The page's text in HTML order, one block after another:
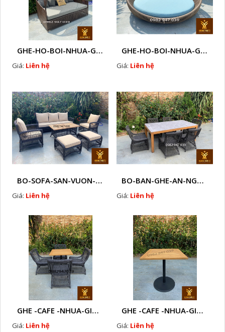
GHE-HO-BOI-NHUA-GIA-MAY-HA-NOI- E3
Giá: Liên hệ
GHE-HO-BOI-NHUA-GIA-MAY - E15
Giá: Liên hệ
BO-SOFA-SAN-VUON-CAO-CAP-MAY-NHUA-LK1
Giá: Liên hệ
BO-BAN-GHE-AN-NGOAI-TROI-KT1
Giá: Liên hệ
GHE -CAFE -NHUA-GIA-MAY-NGOAI-TROI-CAO-CAP - K3 Q
Giá: Liên hệ
GHE -CAFE -NHUA-GIA-MAY-NGOAI-TROI-CAO-CAP - K3 Q1
Giá: Liên hệ